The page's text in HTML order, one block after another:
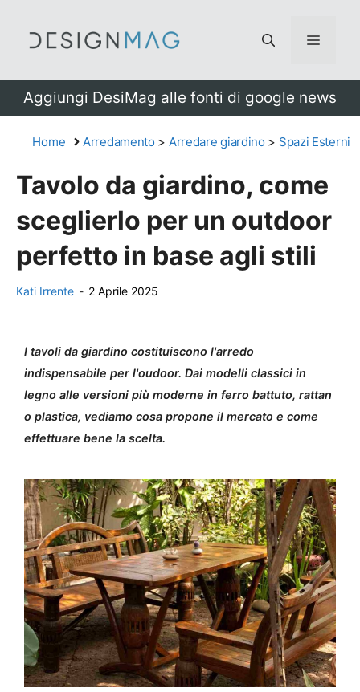
Menu
Aggiungi DesiMag alle fonti di google news
Home Arredamento > Arredare giardino > Spazi Esterni
Tavolo da giardino, come
sceglierlo per un outdoor
perfetto in base agli stili
Kati Irrente - 2 Aprile 2025
I tavoli da giardino costituiscono l'arredo
indispensabile per l'oudoor. Dai modelli classici in
legno alle versioni più moderne in ferro battuto, rattan
o plastica, vediamo cosa propone il mercato e come
effettuare bene la scelta.